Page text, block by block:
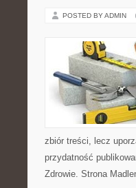
POSTED BY ADMIN
zbiór treści, lecz
przydatność
Zdrowie. Strona